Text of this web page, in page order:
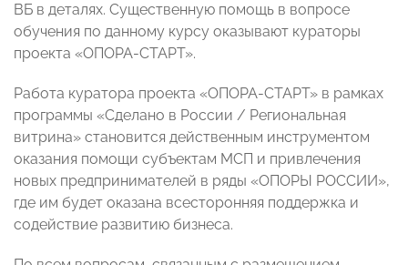
ВБ в деталях. Существенную помощь в вопросе
обучения по данному курсу оказывают кураторы
проекта «ОПОРА-СТАРТ».
Работа куратора проекта «ОПОРА-СТАРТ» в рамках
программы «Сделано в России / Региональная
витрина» становится действенным инструментом
оказания помощи субъектам МСП и привлечения
новых предпринимателей в ряды «ОПОРЫ РОССИИ»,
где им будет оказана всесторонняя поддержка и
содействие развитию бизнеса.